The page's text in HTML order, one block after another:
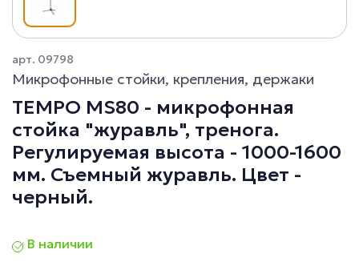
арт. 09798
Микрофонные стойки, крепления, держаки
TEMPO MS80 - микрофонная
стойка "журавль", тренога.
Регулируемая высота - 1000-1600
мм. Съемный журавль. Цвет -
черный.
В наличии